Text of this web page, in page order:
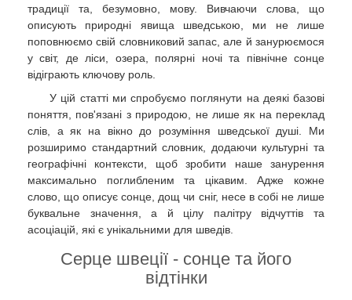
традиції та, безумовно, мову. Вивчаючи слова, що
описують природні явища шведською, ми не лише
поповнюємо свій словниковий запас, але й занурюємося
у світ, де ліси, озера, полярні ночі та північне сонце
відіграють ключову роль.
У цій статті ми спробуємо поглянути на деякі базові
поняття, пов'язані з природою, не лише як на переклад
слів, а як на вікно до розуміння шведської душі. Ми
розширимо стандартний словник, додаючи культурні та
географічні контексти, щоб зробити наше занурення
максимально поглибленим та цікавим. Адже кожне
слово, що описує сонце, дощ чи сніг, несе в собі не лише
буквальне значення, а й цілу палітру відчуттів та
асоціацій, які є унікальними для шведів.
Серце швеції - сонце та його
відтінки